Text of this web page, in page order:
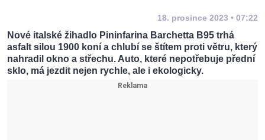
18. prosince 2023 • 07:22
Nové italské žihadlo Pininfarina Barchetta B95 trhá
asfalt silou 1900 koní a chlubí se štítem proti větru, který
nahradil okno a střechu. Auto, které nepotřebuje přední
sklo, má jezdit nejen rychle, ale i ekologicky.